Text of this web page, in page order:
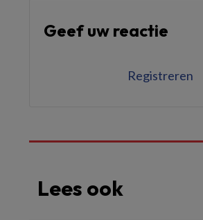
Geef uw reactie
Registreren
Lees ook